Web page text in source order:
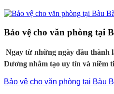
Bảo vệ cho văn phòng tại
Ngay từ những ngày đầu thành
Dương nhằm tạo uy tín và niềm
Bảo vệ cho văn phòng tại Bàu